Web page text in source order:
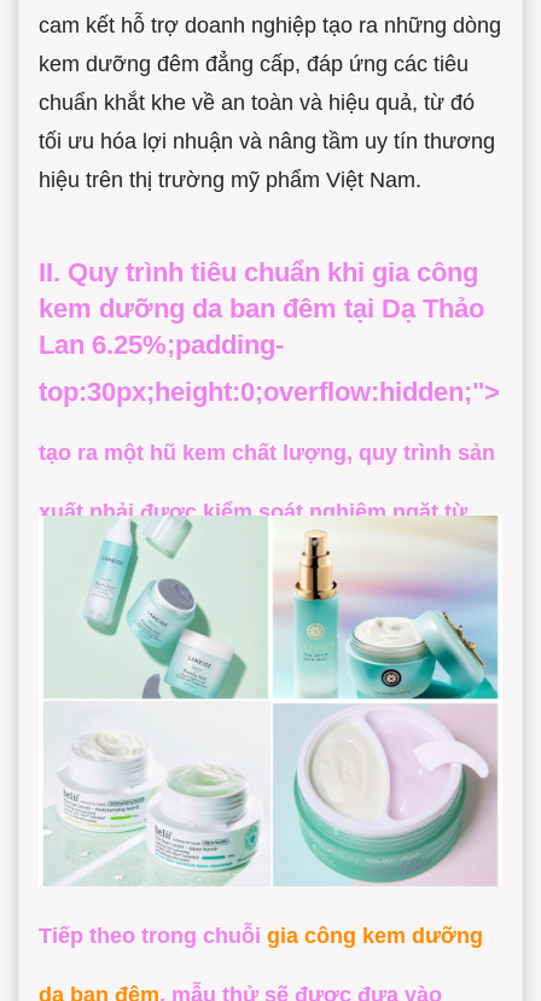
cam kết hỗ trợ doanh nghiệp tạo ra những dòng
kem dưỡng đêm đẳng cấp, đáp ứng các tiêu
chuẩn khắt khe về an toàn và hiệu quả, từ đó
tối ưu hóa lợi nhuận và nâng tầm uy tín thương
hiệu trên thị trường mỹ phẩm Việt Nam.
II. Quy trình tiêu chuẩn khi gia công
kem dưỡng da ban đêm tại Dạ Thảo
Lan 6.25%;padding-
top:30px;height:0;overflow:hidden;">
tạo ra một hũ kem chất lượng, quy trình sản
xuất phải được kiểm soát nghiêm ngặt từ
khâu nguyên liệu đầu vào đến thành phẩm
cuối cùng. TạiDạ Thảo Lan, chúng tôi thực
gia công kem dưỡng da ban đêmqua
nhiều bước bài bản nhằm đảm bảo tính ổn
định của công thức. Bước đầu tiên luôn là
nghiên cứu thị trường và xác định mục tiêu
của sản phẩm, giúp khách hàng chọn lọc ra
những hoạt chất "vàng" như Retinol,
Tiếp theo trong chuỗi gia công kem dưỡng
da ban đêm, mẫu thử sẽ được đưa vào